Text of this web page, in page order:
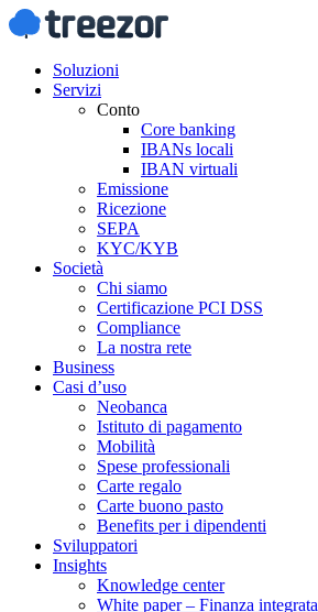
Soluzioni
Servizi
Conto
Core banking
IBANs locali
IBAN virtuali
Emissione
Ricezione
SEPA
KYC/KYB
Società
Chi siamo
Certificazione PCI DSS
Compliance
La nostra rete
Business
Casi d’uso
Neobanca
Istituto di pagamento
Mobilità
Spese professionali
Carte regalo
Carte buono pasto
Benefits per i dipendenti
Sviluppatori
Insights
Knowledge center
White paper – Finanza integrata